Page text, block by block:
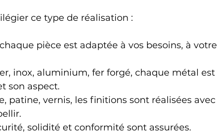
ce type de réalisation :
pièce est adaptée à vos besoins, à votre
inox, aluminium, fer forgé, chaque métal est
son aspect.
patine, vernis, les finitions sont réalisées avec
solidité et conformité sont assurées.